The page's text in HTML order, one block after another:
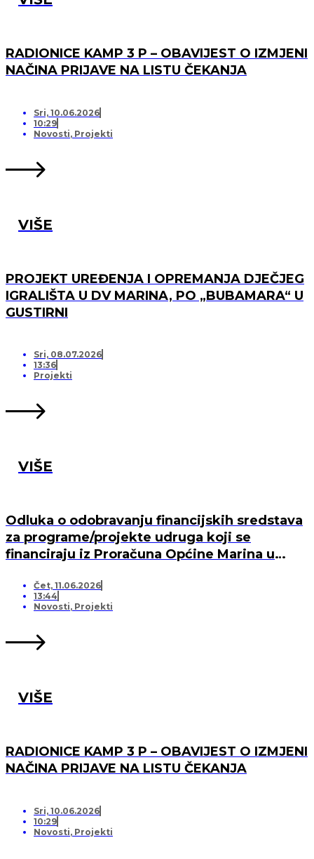
RADIONICE KAMP 3 P – OBAVIJEST O IZMJENI
NAČINA PRIJAVE NA LISTU ČEKANJA
Sri, 10.06.2026
10:29
Novosti, Projekti
VIŠE
PROJEKT UREĐENJA I OPREMANJA DJEČJEG
IGRALIŠTA U DV MARINA, PO „BUBAMARA“ U
GUSTIRNI
Sri, 08.07.2026
13:36
Projekti
VIŠE
Odluka o odobravanju financijskih sredstava
za programe/projekte udruga koji se
financiraju iz Proračuna Općine Marina u
Čet, 11.06.2026
13:44
Novosti, Projekti
VIŠE
RADIONICE KAMP 3 P – OBAVIJEST O IZMJENI
NAČINA PRIJAVE NA LISTU ČEKANJA
Sri, 10.06.2026
10:29
Novosti, Projekti